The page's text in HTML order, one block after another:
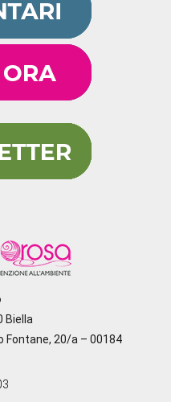
Biella
Fontane, 20/a – 00184